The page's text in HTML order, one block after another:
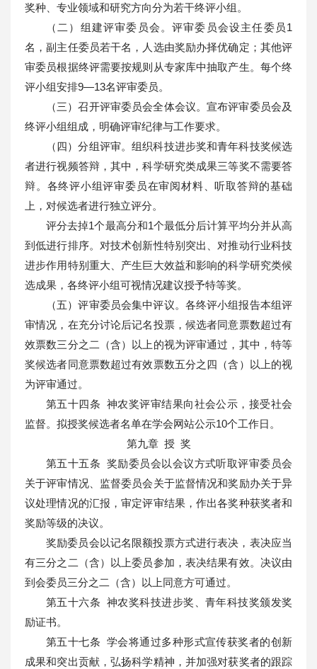
奖种、专业领域和研究方向分为若干终评小组。
（二）组建评审委员会。评审委员会设主任委员1
名，副主任委员若干名，人选由奖励办择优确定；其他评
审委员根据终评需要按规则从专家库中抽取产生。每个终
评小组安排9—13名评审委员。
（三）召开评审委员会全体会议。宣布评审委员会及
终评小组组成，明确评审纪律与工作要求。
（四）分组评审。组织科技进步奖和青年科技奖候选
者进行视频答辩，其中，科学研究类成果三等奖不需要答
辩。各终评小组评审委员在审阅材料、听取答辩的基础
上，对候选者进行独立评分。
评分去掉1个最高分和1个最低分后计算平均分并从高
到低进行排序。对技术创新性特别突出、对推动行业科技
进步作用特别重大、产生巨大效益和影响的科学研究类候
选成果，各终评小组可视情况建议授予特等奖。
（五）评审委员会集中评议。各终评小组报告本组评
审情况，在充分讨论后记名投票，候选者同意票数超过有
效票数三分之二（含）以上的视为评审通过，其中，特等
奖候选者同意票数超过有效票数五分之四（含）以上的视
为评审通过。
第五十四条 神农奖评审结果向社会公示，接受社会
监督。拟授奖候选者名单在学会网站公示10个工作日。
第九章 授 奖
第五十五条 奖励委员会以会议方式听取评审委员会
关于评审情况、监督委员会关于监督情况和奖励办关于异
议处理情况的汇报，审定评审结果，作出各奖种获奖者和
奖励等级的决议。
奖励委员会以记名限额投票方式进行表决，表决应当
有三分之二（含）以上委员参加，表决结果有效。决议由
到会委员三分之二（含）以上同意方可通过。
第五十六条 神农奖科技进步奖、青年科技奖颁发奖
励证书。
第五十七条 学会将通过多种形式宣传获奖者的创新
成果和突出贡献，弘扬科学精神，并加强对获奖者的跟踪